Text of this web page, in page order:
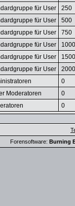
für User
250
für User
500
für User
750
für User
1000
für User
1500
für User
2000
0
Moderatoren
0
0
Forensoftware: Burning